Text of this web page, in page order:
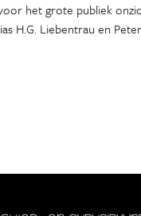
het grote publiek
H.G. Liebentrau en